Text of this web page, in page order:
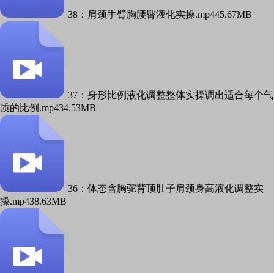
38：肩颈手臂胸腰臀液化实操.mp445.67MB
37：身形比例液化调整整体实操调出适合每个气
质的比例.mp434.53MB
36：体态含胸驼背顶肚子肩颈身高液化调整实
操.mp438.63MB